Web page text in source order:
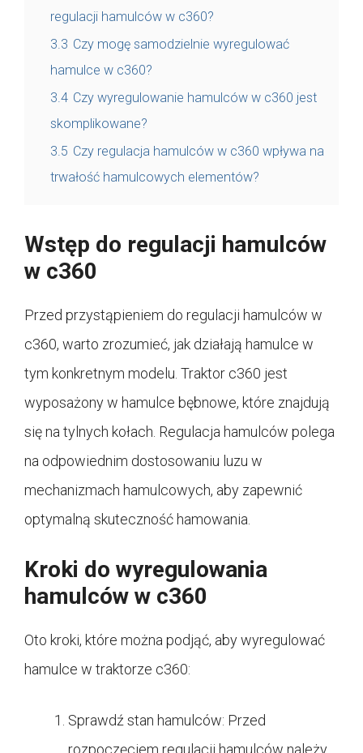
regulacji hamulców w c360?
3.3 Czy mogę samodzielnie wyregulować
hamulce w c360?
3.4 Czy wyregulowanie hamulców w c360 jest
skomplikowane?
3.5 Czy regulacja hamulców w c360 wpływa na
trwałość hamulcowych elementów?
Wstęp do regulacji hamulców
w c360
Przed przystąpieniem do regulacji hamulców w
c360, warto zrozumieć, jak działają hamulce w
tym konkretnym modelu. Traktor c360 jest
wyposażony w hamulce bębnowe, które znajdują
się na tylnych kołach. Regulacja hamulców polega
na odpowiednim dostosowaniu luzu w
mechanizmach hamulcowych, aby zapewnić
optymalną skuteczność hamowania.
Kroki do wyregulowania
hamulców w c360
Oto kroki, które można podjąć, aby wyregulować
hamulce w traktorze c360:
Sprawdź stan hamulców: Przed
rozpoczęciem regulacji hamulców należy